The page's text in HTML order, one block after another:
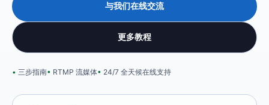
与我们在线交流
更多教程
三步指南 RTMP 流媒体 24/7 全天候在线支持